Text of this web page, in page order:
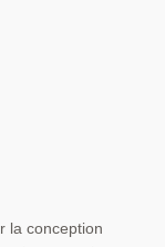
la conception